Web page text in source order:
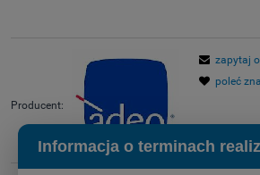
Producent:
zapytaj
poleć
Informacja o terminach